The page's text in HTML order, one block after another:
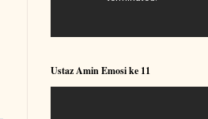
Ustaz Amin Emosi ke 11